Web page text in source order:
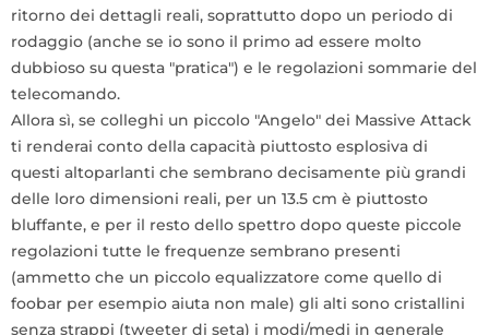
ritorno dei dettagli reali, soprattutto dopo un periodo di
rodaggio (anche se io sono il primo ad essere molto
dubbioso su questa "pratica") e le regolazioni sommarie del
telecomando.
Allora sì, se colleghi un piccolo "Angelo" dei Massive Attack
ti renderai conto della capacità piuttosto esplosiva di
questi altoparlanti che sembrano decisamente più grandi
delle loro dimensioni reali, per un 13.5 cm è piuttosto
bluffante, e per il resto dello spettro dopo queste piccole
regolazioni tutte le frequenze sembrano presenti
(ammetto che un piccolo equalizzatore come quello di
foobar per esempio aiuta non male) gli alti sono cristallini
senza strappi (tweeter di seta) i modi/medi in generale